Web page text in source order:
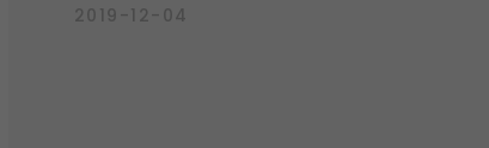
2019-12-04